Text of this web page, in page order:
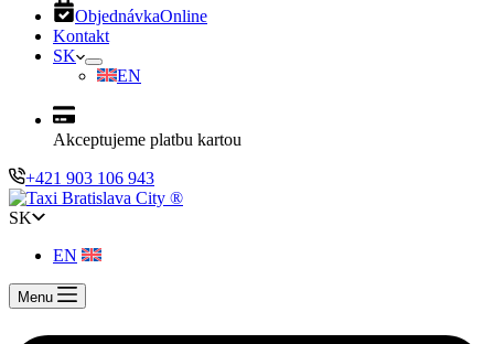
ObjednávkaOnline
Kontakt
SK
EN
Akceptujeme platbu kartou
+421 903 106 943
SK
EN
Menu